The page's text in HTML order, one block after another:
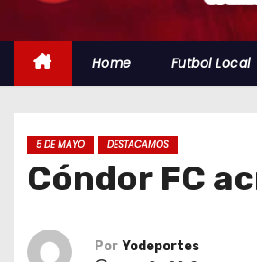
l
Home Futbol Local
5 DE MAYO DESTACAMOS
Cóndor FC
Por Yodeportes